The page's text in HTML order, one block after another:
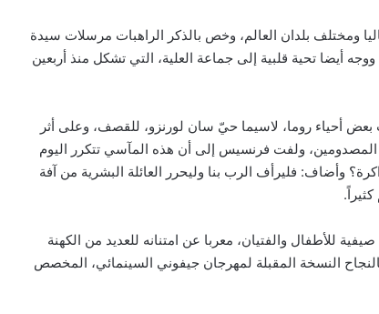
ومختلف بلدان العالم، وخص بالذكر الراهبات مرسلات سيدة
أيضا تحية قلبية إلى جماعة العلية، التي تشكل منذ أربعين
إنه في التاسع عشر من يوليو عام ١٩٤٣ تعرضت بعض أحياء روما، لاسيما حيّ سان لورنزو، للقصف، وعلى أثر
ولفت فرنسيس إلى أن هذه المآسي تتكرر اليوم
وأضاف: فليرأف الرب بنا وليحرر العائلة البشرية من آفة
للأطفال والفتيان، معربا عن امتنانه للعديد من الكهنة
النسخة المقبلة لمهرجان جيفوني السينمائي، المخصص
الصراع في الشرق الأوسط
دعوة مشتركة لتجديد الإيمان وترسيخ السلام